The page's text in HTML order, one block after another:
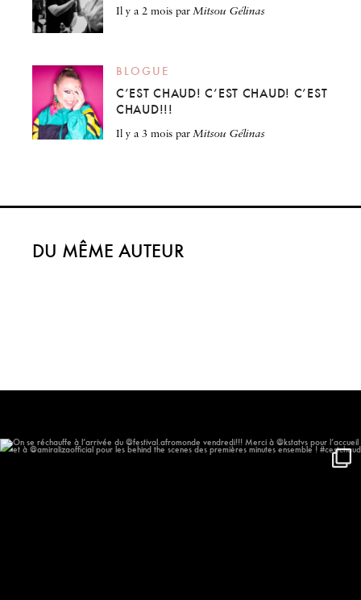
il y a 2 mois parMitsou Gélinas
BLOGUE
C’EST CHAUD! C’EST CHAUD! C’EST
CHAUD!!!
il y a 3 mois parMitsou Gélinas
DU MÊME AUTEUR